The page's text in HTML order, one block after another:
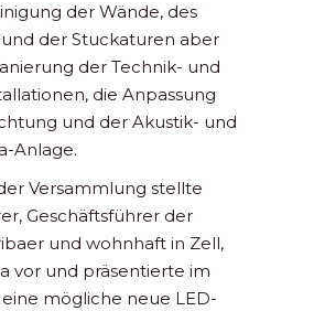
der Wände, des
der Stuckaturen aber
der Technik- und
die Anpassung
und der Akustik- und
Anlage.
Versammlung stellte
Geschäftsführer der
und wohnhaft in Zell,
vor und präsentierte im
mögliche neue LED-